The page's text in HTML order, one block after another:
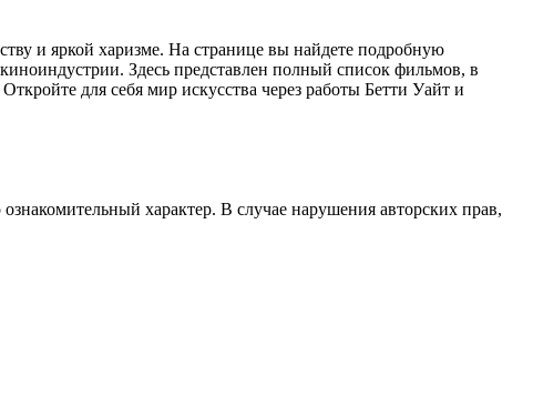
и яркой харизме. На странице вы найдете подробную
Здесь представлен полный список фильмов, в
для себя мир искусства через работы Бетти Уайт и
характер. В случае нарушения авторских прав,